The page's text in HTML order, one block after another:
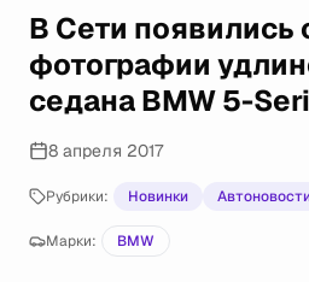
В Сети
фотографии
седана BMW 5-
8 апреля 2017
Рубрики: Новинки
Марки: BMW